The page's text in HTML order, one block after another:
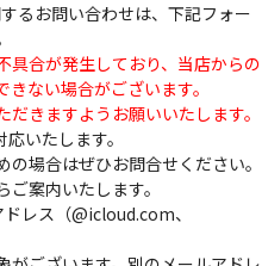
るお問い合わせは、下記フォー
合が発生しており、当店からの
ない場合がございます。
きますようお願いいたします。
いたします。
場合はぜひお問合せください。
案内いたします。
レス（@icloud.com、